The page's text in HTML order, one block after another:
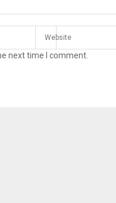
next time I comment.